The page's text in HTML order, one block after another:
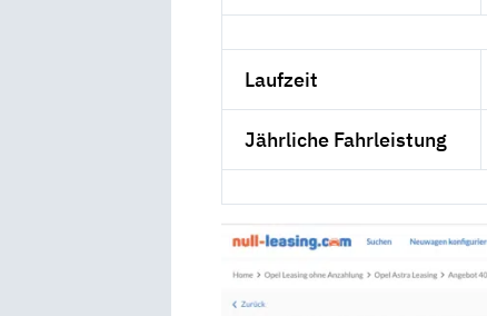
Laufzeit
Jährliche Fahrleistung